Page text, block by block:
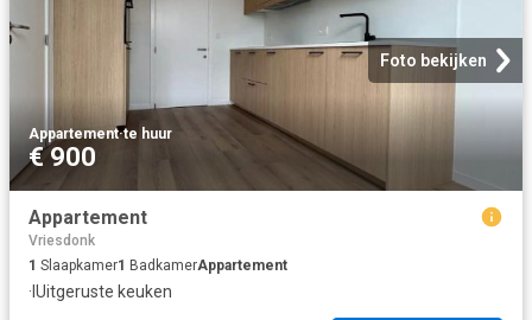
Foto bekijken
Appartement·te huur
€ 900
Appartement
Vriesdonk
1 Slaapkamer1 BadkamerAppartement
· IUitgeruste keuken